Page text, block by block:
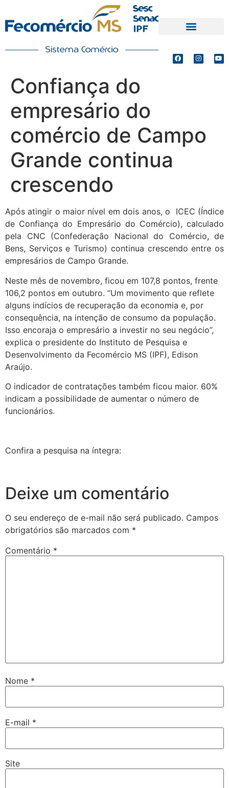
Confiança do
empresário do
comércio de Campo
Grande continua
crescendo
Após atingir o maior nível em dois anos, o ICEC (Índice
de Confiança do Empresário do Comércio), calculado
pela CNC (Confederação Nacional do Comércio, de
Bens, Serviços e Turismo) continua crescendo entre os
empresários de Campo Grande.
Neste mês de novembro, ficou em 107,8 pontos, frente
106,2 pontos em outubro. “Um movimento que reflete
alguns indícios de recuperação da economia e, por
consequência, na intenção de consumo da população.
Isso encoraja o empresário a investir no seu negócio”,
explica o presidente do Instituto de Pesquisa e
Desenvolvimento da Fecomércio MS (IPF), Edison
Araújo.
O indicador de contratações também ficou maior. 60%
indicam a possibilidade de aumentar o número de
funcionários.
Confira a pesquisa na íntegra:
Deixe um comentário
O seu endereço de e-mail não será publicado. Campos
obrigatórios são marcados com *
Comentário *
Nome *
E-mail *
Site